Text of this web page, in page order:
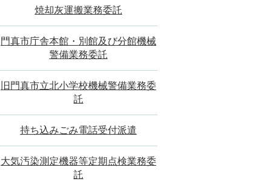
焼却灰運搬業務委託
門真市庁舎本館・別館及び分館機械
警備業務委託
旧門真市立北小学校機械警備業務委
託
持ち込みごみ電話受付派遣
大気汚染測定機器等定期点検業務委
託